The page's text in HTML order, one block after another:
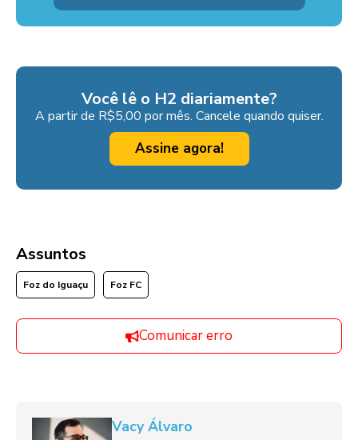
Você lê o H2 diariamente?
A partir de R$5,00 por mês. Cancele quando quiser.
Assine agora!
Assuntos
Foz do Iguaçu Foz FC
Comunicar erro
Vacy Álvaro